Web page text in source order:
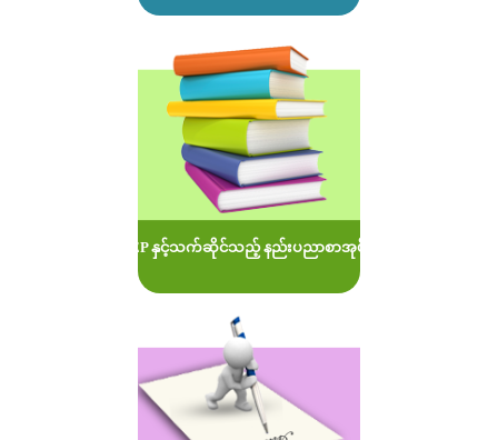
MOEP နှင့်သက်ဆိုင်သည့် နည်းပညာစာအုပ်များ